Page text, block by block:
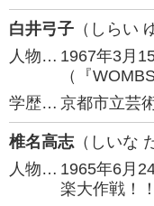
白井弓子 （しらい
人物… 1967年3月
（『
学歴… 京都市立芸
椎名高志（しいな
人物… 1965年6月
楽大作戦！